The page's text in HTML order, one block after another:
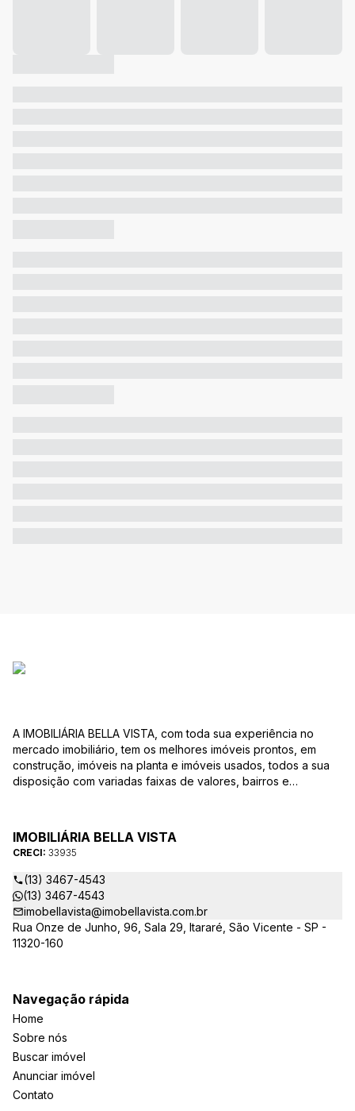
A IMOBILIÁRIA BELLA VISTA, com toda sua experiência no
mercado imobiliário, tem os melhores imóveis prontos, em
construção, imóveis na planta e imóveis usados, todos a sua
disposição com variadas faixas de valores, bairros e
ao CRECI-EE – estarão sempre prontos para responder-lhe
todas as suas dúvidas sobre casas, apartamentos, terrenos,
salas comerciais e outros produtos imobiliários.
IMOBILIÁRIA BELLA VISTA
CRECI: 33935
(13) 3467-4543
(13) 3467-4543
imobellavista@imobellavista.com.br
Rua Onze de Junho, 96, Sala 29, Itararé, São Vicente - SP -
11320-160
Navegação rápida
Home
Sobre nós
Buscar imóvel
Anunciar imóvel
Contato